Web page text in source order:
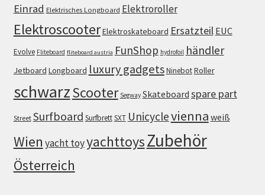
Einrad Elektrisches Longboard Elektroroller
ElektroscooterElektroskateboard Ersatzteil EUC
Evolve Fliteboard fliteboard austria FunShop hydrofoil händler
Jetboard Longboard luxury gadgetsNinebotRoller
schwarzScooter Segway Skateboard spare part
Street Surfboard SurfbrettSXT Unicyclevienna weiß
Wien yacht toyyachttoysZubehör
Österreich